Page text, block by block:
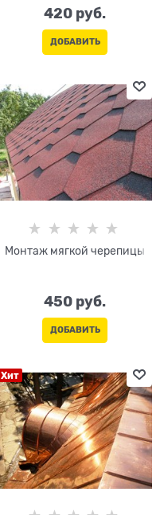
420 руб.
ДОБАВИТЬ
Монтаж мягкой черепицы
450 руб.
ДОБАВИТЬ
Хит